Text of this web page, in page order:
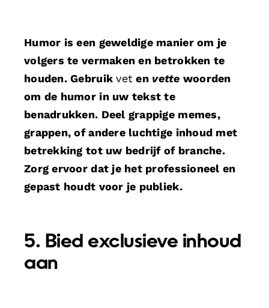
Humor is een geweldige manier om je
volgers te vermaken en betrokken te
houden. Gebruikvet en vette woorden
om de humor in uw tekst te
benadrukken. Deel grappige memes,
grappen, of andere luchtige inhoud met
betrekking tot uw bedrijf of branche.
Zorg ervoor dat je het professioneel en
gepast houdt voor je publiek.
5. Bied exclusieve inhoud
aan